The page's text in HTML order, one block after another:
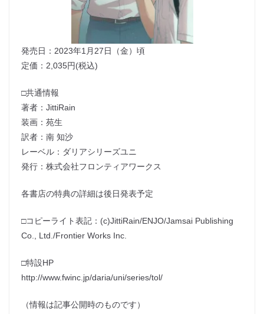
発売日：2023年1月27日（金）頃
定価：2,035円(税込)
□共通情報
著者：JittiRain
装画：苑生
訳者：南 知沙
レーベル：ダリアシリーズユニ
発行：株式会社フロンティアワークス
各書店の特典の詳細は後日発表予定
□コピーライト表記：(c)JittiRain/ENJO/Jamsai Publishing
Co., Ltd./Frontier Works Inc.
□特設HP
http://www.fwinc.jp/daria/uni/series/tol/
（情報は記事公開時のものです）